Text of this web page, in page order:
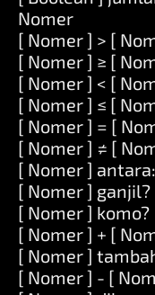
Nomer
[ Nomer ] > [
[ Nomer ] ≥ [
[ Nomer ] < [
[ Nomer ] ≤ [
[ Nomer ] = [
[ Nomer ] ≠ [
[ Nomer ]
[ Nomer ] ganjil?
[ Nomer ] komo?
[ Nomer ] + [
[ Nomer ]
[ Nomer ] - [